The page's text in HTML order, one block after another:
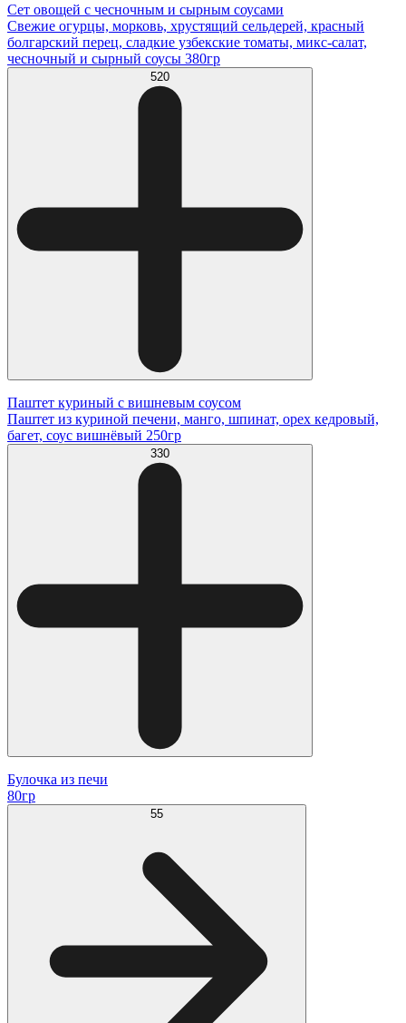
Сет овощей с чесночным и сырным соусами
Свежие огурцы, морковь, хрустящий сельдерей, красный
болгарский перец, сладкие узбекские томаты, микс-салат,
чесночный и сырный соусы 380гр
520
Паштет куриный с вишневым соусом
Паштет из куриной печени, манго, шпинат, орех кедровый,
багет, соус вишнёвый 250гр
330
Булочка из печи
80гр
55